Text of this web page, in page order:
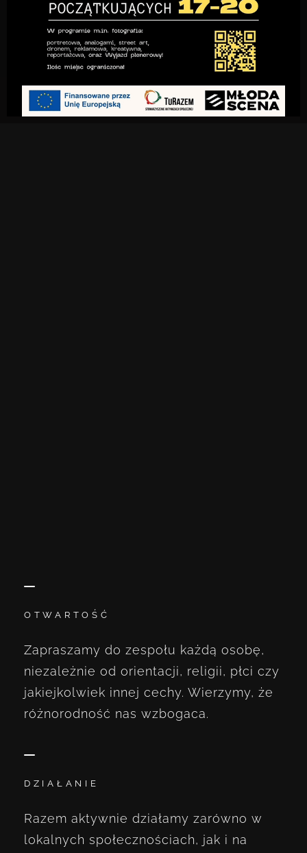
OTWARTOŚĆ
Zapraszamy do zespołu każdą osobę,
niezależnie od orientacji, religii, płci czy
jakiejkolwiek innej cechy. Wierzymy, że
różnorodność nas wzbogaca.
DZIAŁANIE
Razem aktywnie działamy zarówno w
lokalnych społecznościach, jak i na